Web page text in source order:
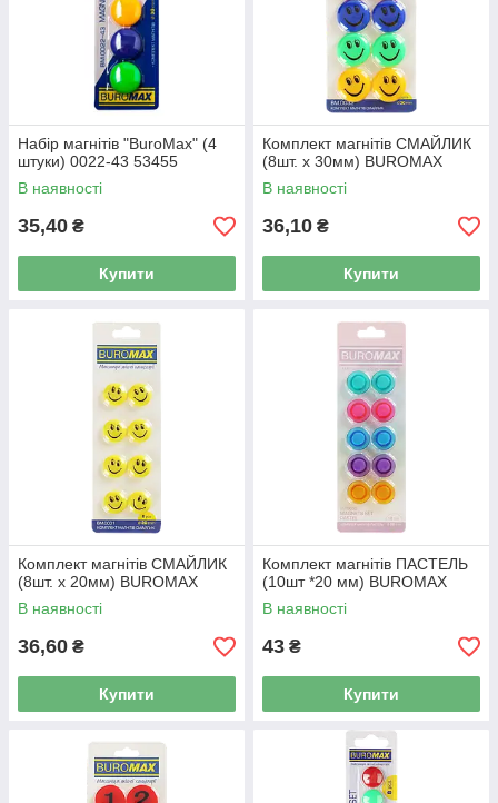
Набір магнітів "BuroMax" (4
штуки) 0022-43 53455
В наявності
35,40 ₴
Купити
Комплект магнітів СМАЙЛИК
(8шт. х 30мм) BUROMAX
В наявності
36,10 ₴
Купити
Комплект магнітів СМАЙЛИК
(8шт. х 20мм) BUROMAX
В наявності
36,60 ₴
Купити
Комплект магнітів ПАСТЕЛЬ
(10шт *20 мм) BUROMAX
В наявності
43 ₴
Купити